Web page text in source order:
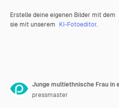
Erstelle deine eigenen Bilder mit dem
sie mit unserem KI-Fotoeditor.
pressmaster